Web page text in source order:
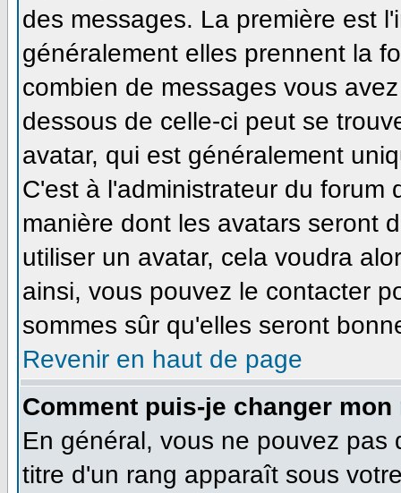
des messages. La première est
généralement elles prennent la
combien de messages vous
dessous de celle-ci peut se
avatar, qui est généralement
C'est à l'administrateur du forum
manière dont les avatars seront
utiliser un avatar, cela voudra
ainsi, vous pouvez le contacter
sommes sûr qu'elles seront
Revenir en haut de page
Comment puis-je changer mon
En général, vous ne pouvez
titre d'un rang apparaît sous